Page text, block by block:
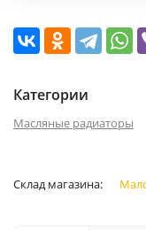
Категории
Масляные радиаторы
Склад магазина: